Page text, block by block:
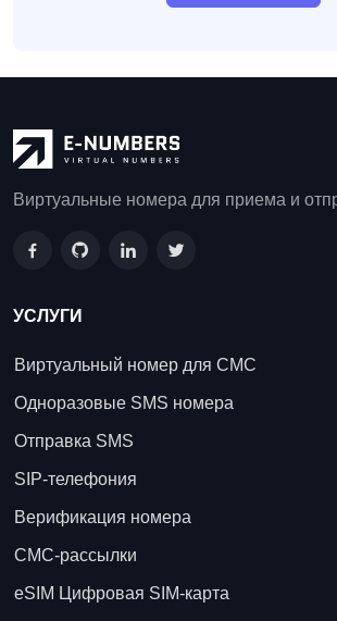
Виртуальные номера для приема и
УСЛУГИ
Виртуальный номер для СМС
Одноразовые SMS номера
Отправка SMS
SIP-телефония
Верификация номера
СМС-рассылки
eSIM Цифровая SIM-карта